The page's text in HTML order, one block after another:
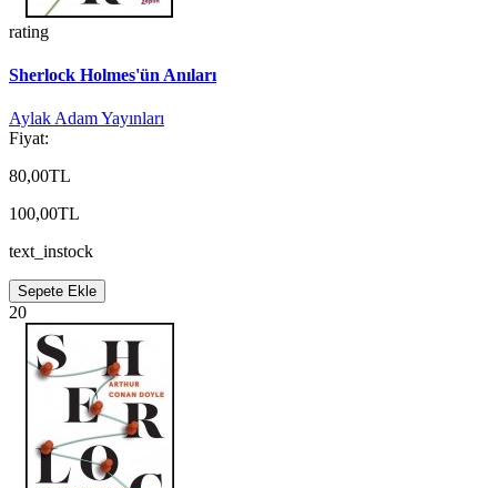
rating
Sherlock Holmes'ün Anıları
Aylak Adam Yayınları
Fiyat:
80,00TL
100,00TL
text_instock
Sepete Ekle
20